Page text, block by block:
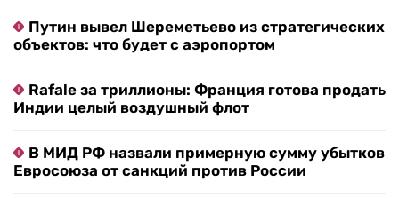
Путин вывел Шереметьево из стратегических
объектов: что будет с аэропортом
Rafale за триллионы: Франция готова продать
Индии целый воздушный флот
В МИД РФ назвали примерную сумму убытков
Евросоюза от санкций против России